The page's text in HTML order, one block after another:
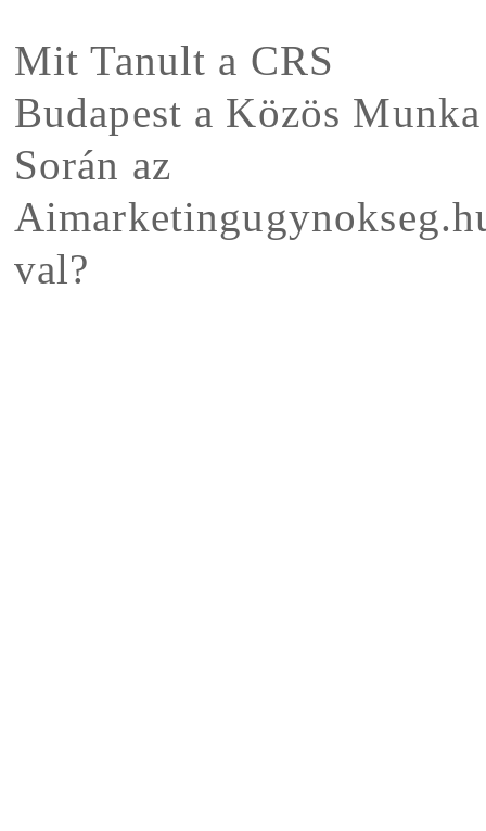
Mit Tanult a CRS
Budapest a Közös Munka
Során az
val?